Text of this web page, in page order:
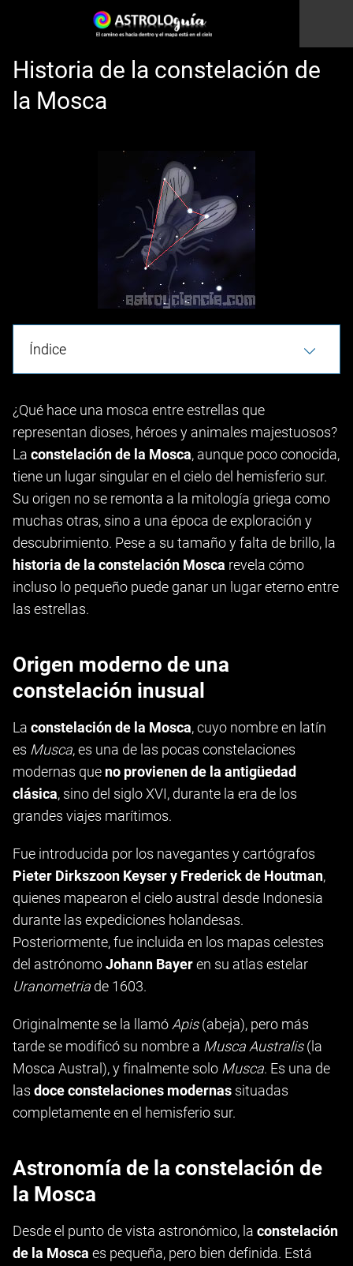
Historia de la constelación de
la Mosca
Índice
¿Qué hace una mosca entre estrellas que
representan dioses, héroes y animales majestuosos?
La constelación de la Mosca, aunque poco conocida,
tiene un lugar singular en el cielo del hemisferio sur.
Su origen no se remonta a la mitología griega como
muchas otras, sino a una época de exploración y
descubrimiento. Pese a su tamaño y falta de brillo, la
historia de la constelación Mosca revela cómo
incluso lo pequeño puede ganar un lugar eterno entre
las estrellas.
Origen moderno de una
constelación inusual
La constelación de la Mosca, cuyo nombre en latín
es Musca, es una de las pocas constelaciones
modernas que no provienen de la antigüedad
clásica, sino del siglo XVI, durante la era de los
grandes viajes marítimos.
Fue introducida por los navegantes y cartógrafos
Pieter Dirkszoon Keyser y Frederick de Houtman,
quienes mapearon el cielo austral desde Indonesia
durante las expediciones holandesas.
Posteriormente, fue incluida en los mapas celestes
del astrónomoJohann Bayeren su atlas estelar
Uranometria de 1603.
Originalmente se la llamó Apis(abeja), pero más
tarde se modificó su nombre a Musca Australis(la
Mosca Austral), y finalmente solo Musca. Es una de
las doce constelaciones modernas situadas
completamente en el hemisferio sur.
Astronomía de la constelación de
la Mosca
Desde el punto de vista astronómico, la constelación
de la Mosca es pequeña, pero bien definida. Está